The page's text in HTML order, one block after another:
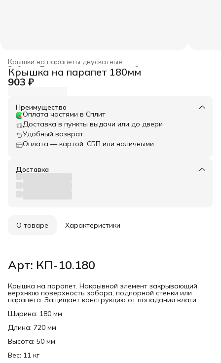
Крышки на парапеты двускатные
Парапетные крышки для забора
Забор
Весь архитектурный декор
Главная ›
Крышка на парапет 180мм
903 ₽
Преимущества
Оплата частями в Сплит
Доставка в пункты выдачи или до двери
Удобный возврат
Оплата — картой, СБП или наличными
Доставка
О товаре Характеристики
Арт: КП-10.180
Крышка на парапет. Накрывной элемент закрывающий
верхнюю поверхность забора, подпорной стенки или
парапета. Защищает конструкцию от попадания влаги.
Ширина: 180 мм
Длина: 720 мм
Высота: 50 мм
Вес: 11 кг